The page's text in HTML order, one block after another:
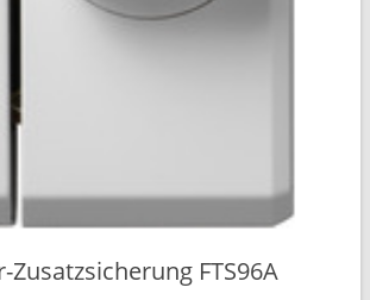
Zusatzsicherung FTS96A